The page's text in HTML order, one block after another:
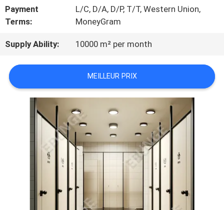
CONTACTEZ-
NOUS
NOUVELLES
DEMANDEZ
CITATION
PLAN
Payment
Terms:
L/C, D/A, D/P, T/T, Western Union,
MoneyGram
Supply Ability: 10000 m² per month
MEILLEUR PRIX